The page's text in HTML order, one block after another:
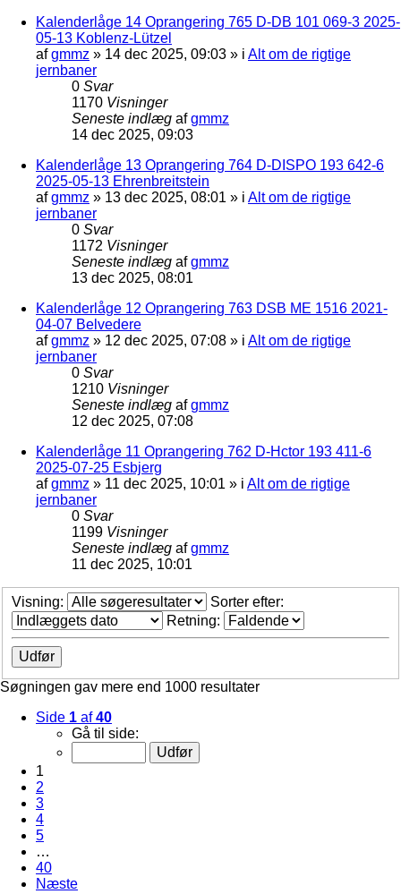
Kalenderlåge 14 Oprangering 765 D-DB 101 069-3 2025-
05-13 Koblenz-Lützel
afgmmz » 14 dec 2025, 09:03 » i Alt om de rigtige
jernbaner
0 Svar
1170 Visninger
Seneste indlæg afgmmz
14 dec 2025, 09:03
Kalenderlåge 13 Oprangering 764 D-DISPO 193 642-6
2025-05-13 Ehrenbreitstein
afgmmz » 13 dec 2025, 08:01 » i Alt om de rigtige
jernbaner
0 Svar
1172 Visninger
Seneste indlæg afgmmz
13 dec 2025, 08:01
Kalenderlåge 12 Oprangering 763 DSB ME 1516 2021-
04-07 Belvedere
afgmmz » 12 dec 2025, 07:08 » i Alt om de rigtige
jernbaner
0 Svar
1210 Visninger
Seneste indlæg afgmmz
12 dec 2025, 07:08
Kalenderlåge 11 Oprangering 762 D-Hctor 193 411-6
2025-07-25 Esbjerg
afgmmz » 11 dec 2025, 10:01 » i Alt om de rigtige
jernbaner
0 Svar
1199 Visninger
Seneste indlæg afgmmz
11 dec 2025, 10:01
Visning:
Sorter efter:
Retning:
Søgningen gav mere end 1000 resultater
Side 1 af40
Gå til side:
1
2
3
4
5
…
40
Næste